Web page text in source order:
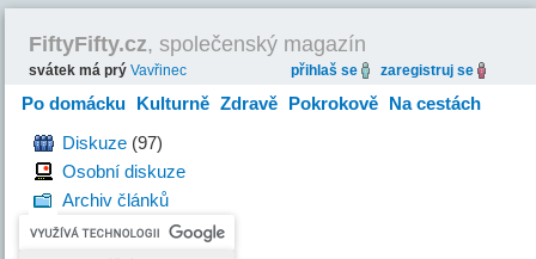
FiftyFifty.cz, společenský magazín
svátek má prýVavřinec přihlaš se zaregistruj se
Po domácku Kulturně Zdravě Pokrokově Na cestách
HravěDiskuze (97)
Osobní diskuze
Archiv článků